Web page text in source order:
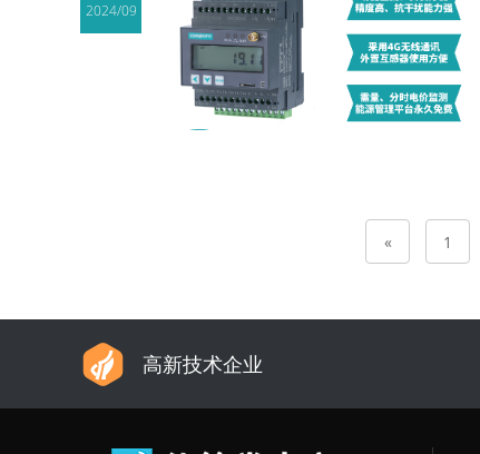
2024/09
« 1
高新技术企业